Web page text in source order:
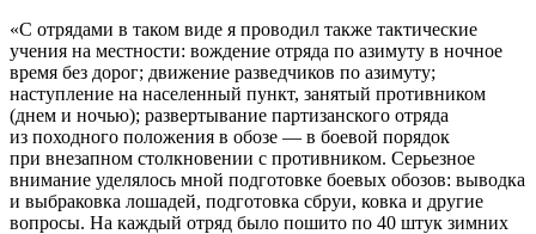
«С отрядами в таком виде я проводил также тактические
учения на местности: вождение отряда по азимуту в ночное
время без дорог; движение разведчиков по азимуту;
наступление на населенный пункт, занятый противником
(днем и ночью); развертывание партизанского отряда
из походного положения в обозе — в боевой порядок
при внезапном столкновении с противником. Серьезное
внимание уделялось мной подготовке боевых обозов: выводка
и выбраковка лошадей, подготовка сбруи, ковка и другие
вопросы. На каждый отряд было пошито по 40 штук зимних